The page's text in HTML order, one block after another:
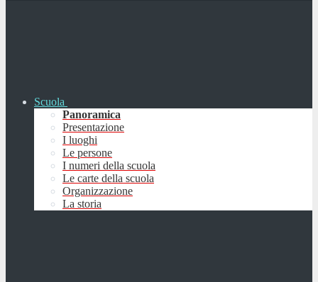
Scuola
Panoramica
Presentazione
I luoghi
Le persone
I numeri della scuola
Le carte della scuola
Organizzazione
La storia